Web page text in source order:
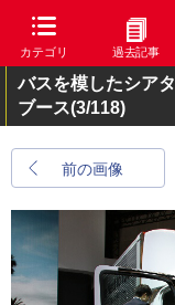
カテゴリ 過去記事
バスを模したシア
ブース(3/118)
前の画像